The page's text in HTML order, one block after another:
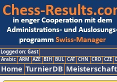
Logged on: Gast
Arabic ARM AZE BIH BUL CAT CHN CRO CZE
Home TurnierDB Meisterschaft